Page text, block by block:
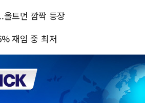
트먼 깜짝 등장
재임 중 최저